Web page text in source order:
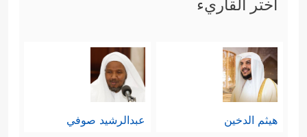
اختر القاريء
هيثم الدخين عبدالرشيد صوفي